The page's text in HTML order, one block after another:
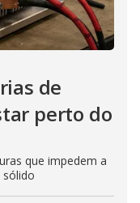
de
perto do
que impedem a
sólido